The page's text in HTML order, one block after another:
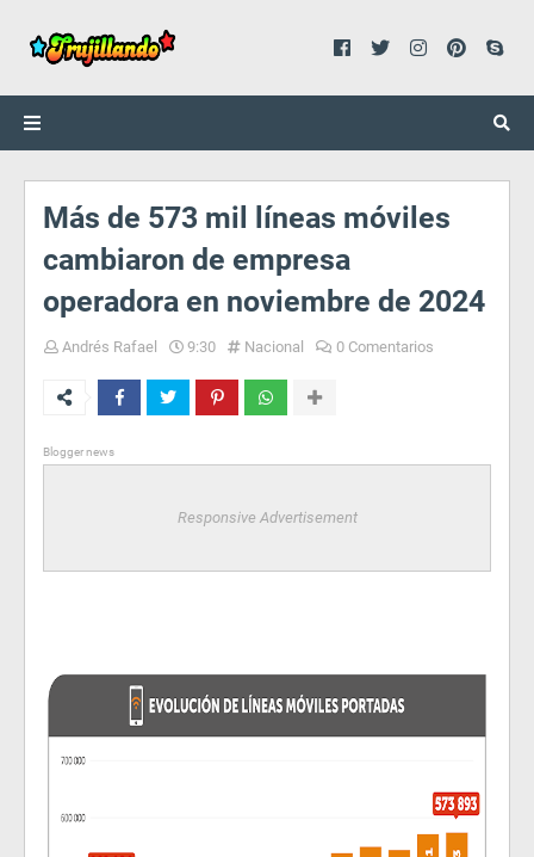
Más de 573 mil líneas móviles
cambiaron de empresa
operadora en noviembre de 2024
Andrés Rafael 9:30 Nacional 0 Comentarios
Blogger news
Responsive Advertisement